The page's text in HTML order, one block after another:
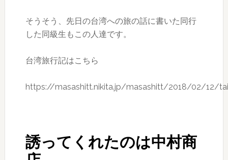
そうそう、先日の台湾への旅の話に書いた同行
した同級生もこの人達です。
台湾旅行記はこちら
https://masashitt.nikita.jp/masashitt/2018/02/12/
誘ってくれたのは中村商